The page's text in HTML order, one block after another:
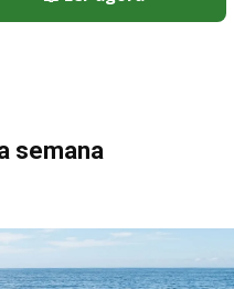
na superfície
removam ectoparasitas